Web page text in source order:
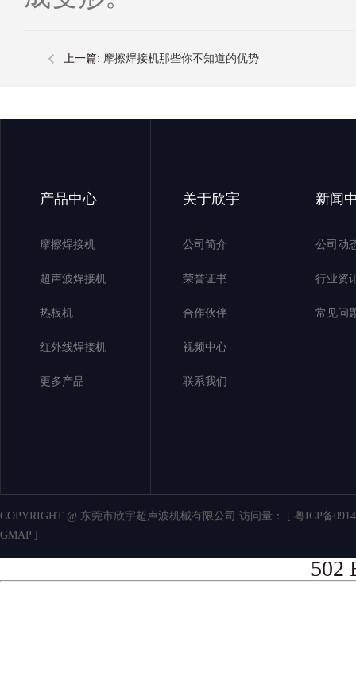
上一篇: 摩擦焊接机那些你不知道的优势
产品中心
摩擦焊接机
超声波焊接机
热板机
红外线焊接机
更多产品
关于欣宇
公司简介
荣誉证书
合作伙伴
视频中心
联系我们
新闻
公司动
行业资
常见问
COPYRIGHT @ 东莞市欣宇超声波机械有限公司 访问量：
[ 粤ICP备
GMAP ]
502